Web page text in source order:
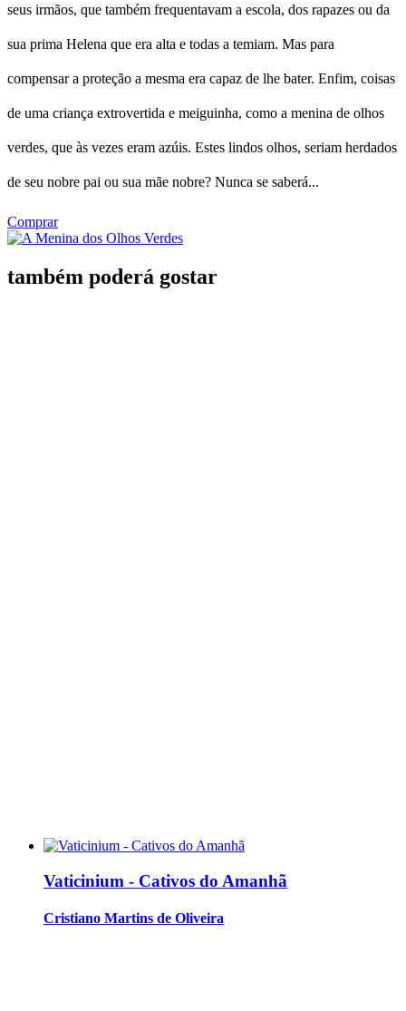
seus irmãos, que também frequentavam a escola, dos rapazes ou da
sua prima Helena que era alta e todas a temiam. Mas para
compensar a proteção a mesma era capaz de lhe bater. Enfim, coisas
de uma criança extrovertida e meiguinha, como a menina de olhos
verdes, que às vezes eram azúis. Estes lindos olhos, seriam herdados
de seu nobre pai ou sua mãe nobre? Nunca se saberá...
Comprar
também poderá gostar
Vaticinium - Cativos do Amanhã
Cristiano Martins de Oliveira